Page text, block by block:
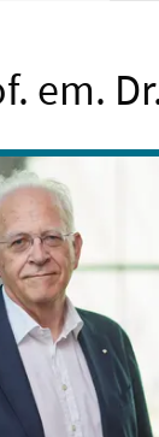
em.